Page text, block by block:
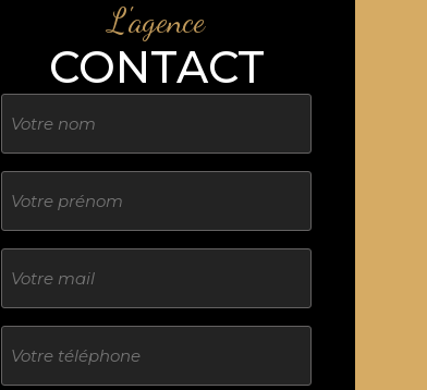
L'agence
CONTACT
Nom
Sans
titre
E-
mail
Téléphone